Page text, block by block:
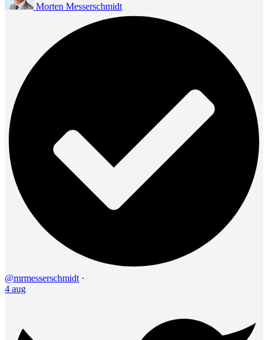
Morten Messerschmidt
@mrmesserschmidt ·
4 aug